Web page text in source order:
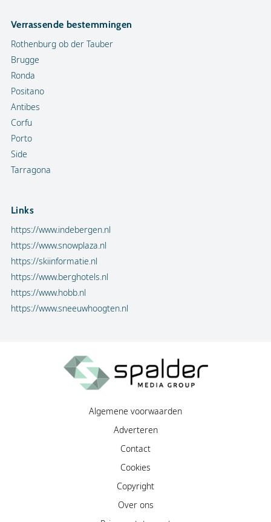
Verrassende bestemmingen
Rothenburg ob der Tauber
Brugge
Ronda
Positano
Antibes
Corfu
Porto
Side
Tarragona
Links
https://www.indebergen.nl
https://www.snowplaza.nl
https://skiinformatie.nl
https://www.berghotels.nl
https://www.hobb.nl
https://www.sneeuwhoogten.nl
Algemene voorwaarden
Adverteren
Contact
Cookies
Copyright
Over ons